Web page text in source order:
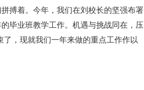
搏着。今年，我们在刘校长的坚强布署
毕业班教学工作。机遇与挑战同在，压
，现就我们一年来做的重点工作作以